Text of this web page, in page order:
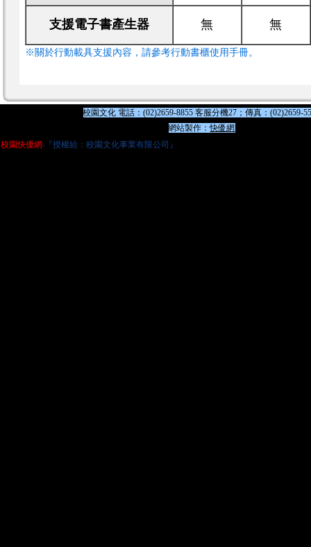
支援電子書產生器 無 無
※關於行動載具支援內容，請參考行動書櫃使用手冊。
校園文化 電話：(02)2659-8855 客服分機27；傳真：(02)2659-
網站製作：快優網
校園快優網‧『授權給：校園文化事業有限公司』